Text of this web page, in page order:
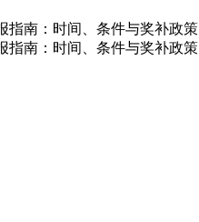
指南：时间、条件与奖补政策
指南：时间、条件与奖补政策